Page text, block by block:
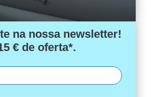
na nossa newsletter!
€ de oferta*.